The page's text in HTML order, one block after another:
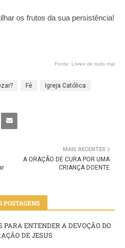
os frutos da sua persistência!
Fonte: Livres de todo mal
Fé
Igreja Católica
MAIS RECENTES
A ORAÇÃO DE CURA POR UMA
CRIANÇA DOENTE
POSTAGENS
PARA ENTENDER A DEVOÇÃO DO
DE JESUS